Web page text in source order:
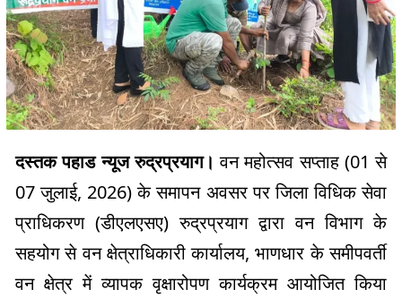
दस्तक पहाड न्यूज रुद्रप्रयाग। वन महोत्सव सप्ताह (01 से
07 जुलाई, 2026) के समापन अवसर पर जिला विधिक सेवा
प्राधिकरण (डीएलएसए) रुद्रप्रयाग द्वारा वन विभाग के
सहयोग से वन क्षेत्राधिकारी कार्यालय, भाणधार के समीपवर्ती
वन क्षेत्र में व्यापक वृक्षारोपण कार्यक्रम आयोजित किया